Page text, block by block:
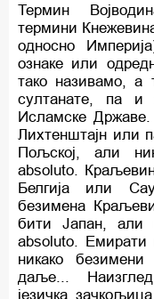
Термин
термини
односно
ознаке или
тако називамо,
султанате, па и
Исламске Државе.
Лихтенштајн или
Пољској, али
absoluto.
Белгија или
безимена
бити Јапан, али
absoluto.
никако
даље... Наизглед
језичка